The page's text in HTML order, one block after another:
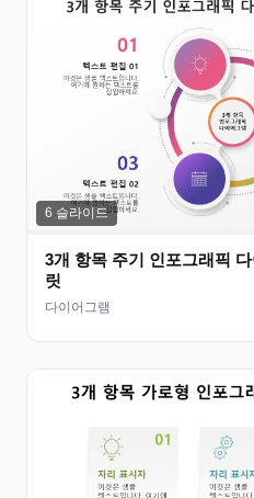
6 슬라이드
3개 항목 주기 인포그래픽
릿
다이어그램